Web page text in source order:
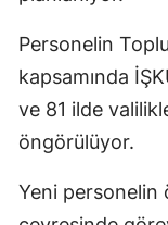
Personelin
kapsamında
ve 81 ilde
öngörülüyor.
Yeni personelin